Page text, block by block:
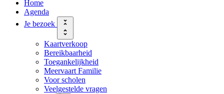
Home
Agenda
Je bezoek
Kaartverkoop
Bereikbaarheid
Toegankelijkheid
Meervaart Familie
Voor scholen
Veelgestelde vragen